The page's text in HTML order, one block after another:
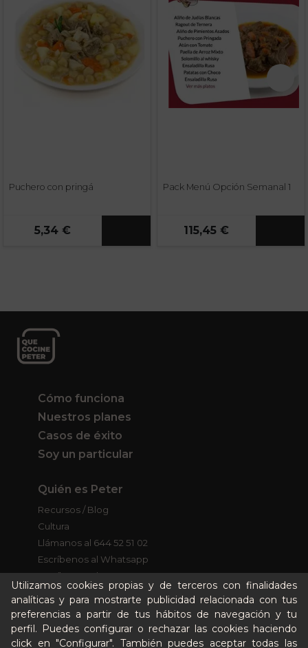
Puchero con pringá
5,34 €
Pack Menú Opción Semanal 1
115,45 €
Utilizamos cookies propias y de terceros con finalidades
analíticas y para mostrarte publicidad relacionada con tus
preferencias a partir de tus hábitos de navegación y tu
perfil. Puedes configurar o rechazar las cookies haciendo
click en "Configurar". También puedes aceptar todas las
Cómo funciona
Nuestros planes
Casos de éxito
Soy un particular
Quién es Peter
Recursos / Blog
Cultura
Llámanos al 644 52 51 02
Escríbenos al Whatsapp
Escríbenos al correo
De lunes a viernes de 8:30 a 14:00
Quiero ser partner de Peter